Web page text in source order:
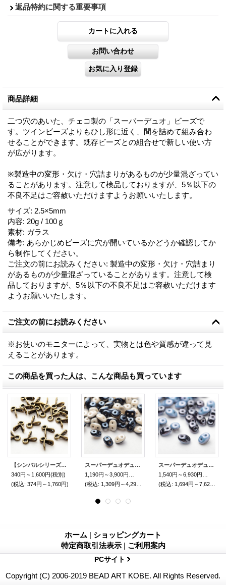
返品特約に関する重要事項
商品詳細
二つ穴のあいた、チェコ製の「スーパーデュオ」ビーズで
す。ツインビーズよりもひし形に近く、間を詰めて組み合わ
せることができます。既存ビーズとの組合せで新しい使い方
が広がります。
※製造中の変形・欠け・穴詰まりがあるものが少量混ざってい
ることがあります。注意して検品しておりますが、5％以下の
不良不足はご容赦いただけますようお願いいたします。
サイズ: 2.5×5mm
内容: 20g / 100ｇ
素材: ガラス
備考: あらかじめビーズに穴が開いているかどうか確認してか
ら制作してください。
ご注文の前にお読みください: 製造中の変形・欠け・穴詰まり
があるものが少量混ざっていることがあります。注意して検
品しておりますが、5％以下の不良不足はご容赦いただけます
ようお願いいたします。
ご注文の前にお読みください
※お使いのモニターによって、実物とは色や質感が違って見
えることがあります。
この商品を買った人は、こんな商品も買っています
【シンバルシリーズ】トライアド 6x7.2mm（アンティークブラス・4/20個）
340円～1,600円(税別)
(税込: 374円～1,760円)
スーパーデュオデュエット BK/WH ベージュラスター
(税込: 1,309円～4,290円)
スーパーデュオデュエット BK/WH ブルーラスター
(税込: 1,694円～7,623円)
ホーム | ショッピングカート
特定商取引法表示 | ご利用案内
PCサイト
Copyright (C) 2006-2019 BEAD ART KOBE. All Rights Reserved.